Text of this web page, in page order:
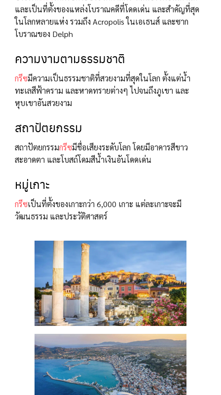
และเป็นที่ตั้งของแหล่งโบราณคดีที่โดดเด่น และสำคัญที่สุด
ในโลกหลายแห่ง รวมถึง Acropolis ในเอเธนส์ และซาก
โบราณของ Delph
ความงามตามธรรมชาติ
กรีซมีความเป็นธรรมชาติที่สวยงามที่สุดในโลก ตั้งแต่น้ำ
ทะเลสีฟ้าคราม และหาดทรายต่างๆ ไปจนถึงภูเขา และ
หุบเขาอันสวยงาม
สถาปัตยกรรม
สถาปัตยกรรมกรีซมีชื่อเสียงระดับโลก โดยมีอาคารสีขาว
สะอาดตา และโบสถ์โดมสีน้ำเงินอันโดดเด่น
หมู่เกาะ
กรีซเป็นที่ตั้งของเกาะกว่า 6,000 เกาะ แต่ละเกาะจะมี
วัฒนธรรม และประวัติศาสตร์